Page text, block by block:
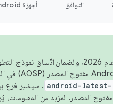
التوافق أجهزة Android
اعتبارًا من عام 2026، ولضمان
android-latest- . سيشير فرع